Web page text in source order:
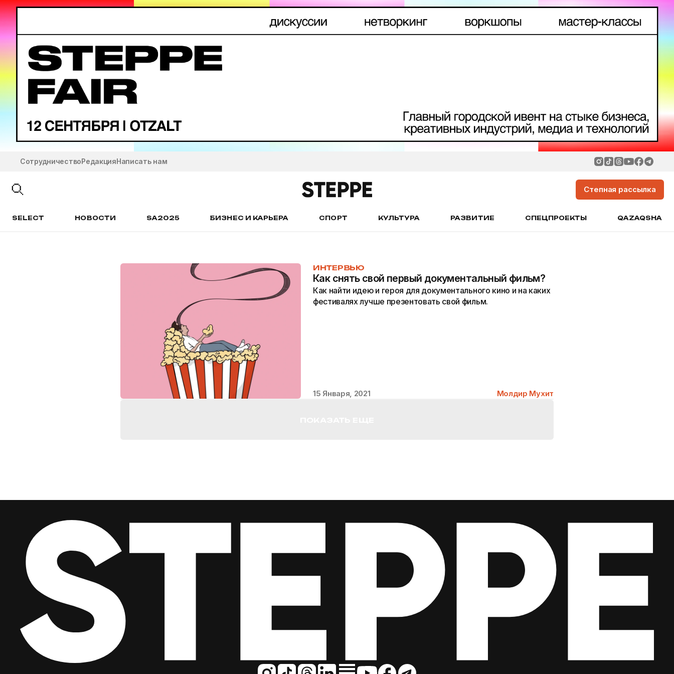
СотрудничествоРедакцияНаписать нам
Степная рассылка
SELECT НОВОСТИ SA2025 БИЗНЕС И КАРЬЕРА СПОРТ КУЛЬТУРА РАЗВИТИЕ СПЕЦПРОЕКТЫ QAZAQSHA
ИНТЕРВЬЮ
Как снять свой первый документальный фильм?
Как найти идею и героя для документального кино и на каких
фестивалях лучше презентовать свой фильм.
15 Января, 2021 Молдир Мухит